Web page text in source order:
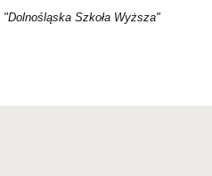
"Dolnośląska Szkoła Wyższa"